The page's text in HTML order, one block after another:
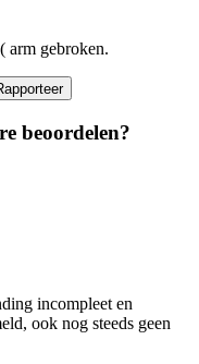
arm gebroken.
beoordelen?
incompleet en
ook nog steeds geen